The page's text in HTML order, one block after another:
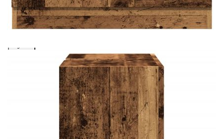
Acest tabel are caracter informativ. Adăugați produsul în
coșul de cumpărături unde veți putea selecta detaliile
Предоставената таблица е с информационна цел.
Добавете продукта в количката си с бутона "Добави в
количката" и при поръчка ще можете да изберете броя
вноски на кредита.
Предоставената таблица е с информационна цел.
Добавете продукта в количката си с бутона "Добави в
количката" и при поръчка ще можете да изберете броя
вноски на кредита.